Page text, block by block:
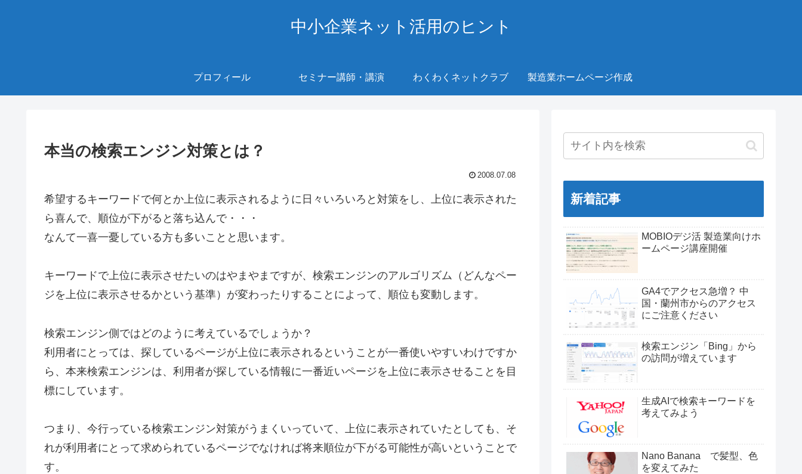
中小企業ネット活用のヒント
プロフィール セミナー講師・講演 わくわくネットクラブ 製造業ホームページ作成
本当の検索エンジン対策とは？
2008.07.08
希望するキーワードで何とか上位に表示されるように日々いろいろと対策をし、上位に表示された
ら喜んで、順位が下がると落ち込んで・・・
なんて一喜一憂している方も多いことと思います。
キーワードで上位に表示させたいのはやまやまですが、検索エンジンのアルゴリズム（どんなペー
ジを上位に表示させるかという基準）が変わったりすることによって、順位も変動します。
検索エンジン側ではどのように考えているでしょうか？
利用者にとっては、探しているページが上位に表示されるということが一番使いやすいわけですか
ら、本来検索エンジンは、利用者が探している情報に一番近いページを上位に表示させることを目
標にしています。
つまり、今行っている検索エンジン対策がうまくいっていて、上位に表示されていたとしても、そ
れが利用者にとって求められているページでなければ将来順位が下がる可能性が高いということで
す。
新着記事
MOBIOデジ活 製造業向けホ
ームページ講座開催
GA4でアクセス急増？ 中
国・蘭州市からのアクセス
にご注意ください
検索エンジン「Bing」から
の訪問が増えています
生成AIで検索キーワードを
考えてみよう
Nano Banana で髪型、色
を変えてみた